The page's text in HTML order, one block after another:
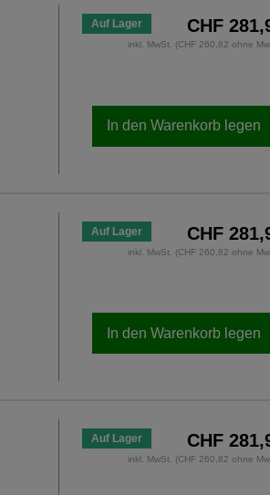
Auf Lager CHF
inkl. MwSt. (CHF 260,82 ohne
In den Warenkorb legen
Auf Lager CHF
inkl. MwSt. (CHF 260,82 ohne
In den Warenkorb legen
Auf Lager CHF
inkl. MwSt. (CHF 260,82 ohne